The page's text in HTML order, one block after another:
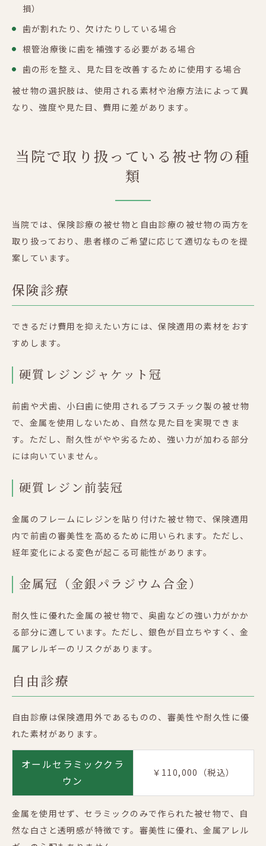
損）
歯が割れたり、欠けたりしている場合
根管治療後に歯を補強する必要がある場合
歯の形を整え、見た目を改善するために使用する場合
被せ物の選択肢は、使用される素材や治療方法によって異
なり、強度や見た目、費用に差があります。
当院で取り扱っている被せ物の種
類
当院では、保険診療の被せ物と自由診療の被せ物の両方を
取り扱っており、患者様のご希望に応じて適切なものを提
案しています。
保険診療
できるだけ費用を抑えたい方には、保険適用の素材をおす
すめします。
硬質レジンジャケット冠
前歯や犬歯、小臼歯に使用されるプラスチック製の被せ物
で、金属を使用しないため、自然な見た目を実現できま
す。ただし、耐久性がやや劣るため、強い力が加わる部分
には向いていません。
硬質レジン前装冠
金属のフレームにレジンを貼り付けた被せ物で、保険適用
内で前歯の審美性を高めるために用いられます。ただし、
経年変化による変色が起こる可能性があります。
金属冠（金銀パラジウム合金）
耐久性に優れた金属の被せ物で、奥歯などの強い力がかか
る部分に適しています。ただし、銀色が目立ちやすく、金
属アレルギーのリスクがあります。
自由診療
自由診療は保険適用外であるものの、審美性や耐久性に優
れた素材があります。
オールセラミッククラ
ウン
￥110,000（税込）
金属を使用せず、セラミックのみで作られた被せ物で、自
然な白さと透明感が特徴です。審美性に優れ、金属アレル